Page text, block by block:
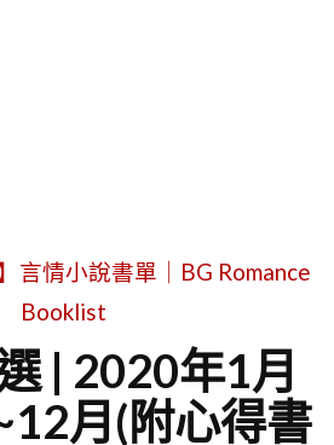
言情小說書單｜BG Romance
Booklist
| 2020年1月
月(附心得書